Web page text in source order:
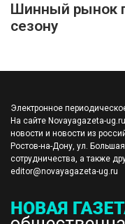
Шинный рынок
сезону
Электронное
На сайте Novayagazeta-
новости и новости из
Ростов-на-Дону, ул.
сотрудничества, а также
editor@novayagazeta-ug.ru